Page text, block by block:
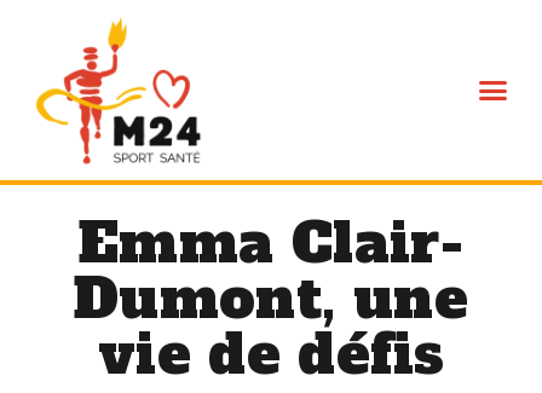
Emma Clair-
Dumont, une
vie de défis